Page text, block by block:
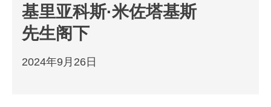
基里亚科斯·米佐塔基斯
先生阁下
2024年9月26日